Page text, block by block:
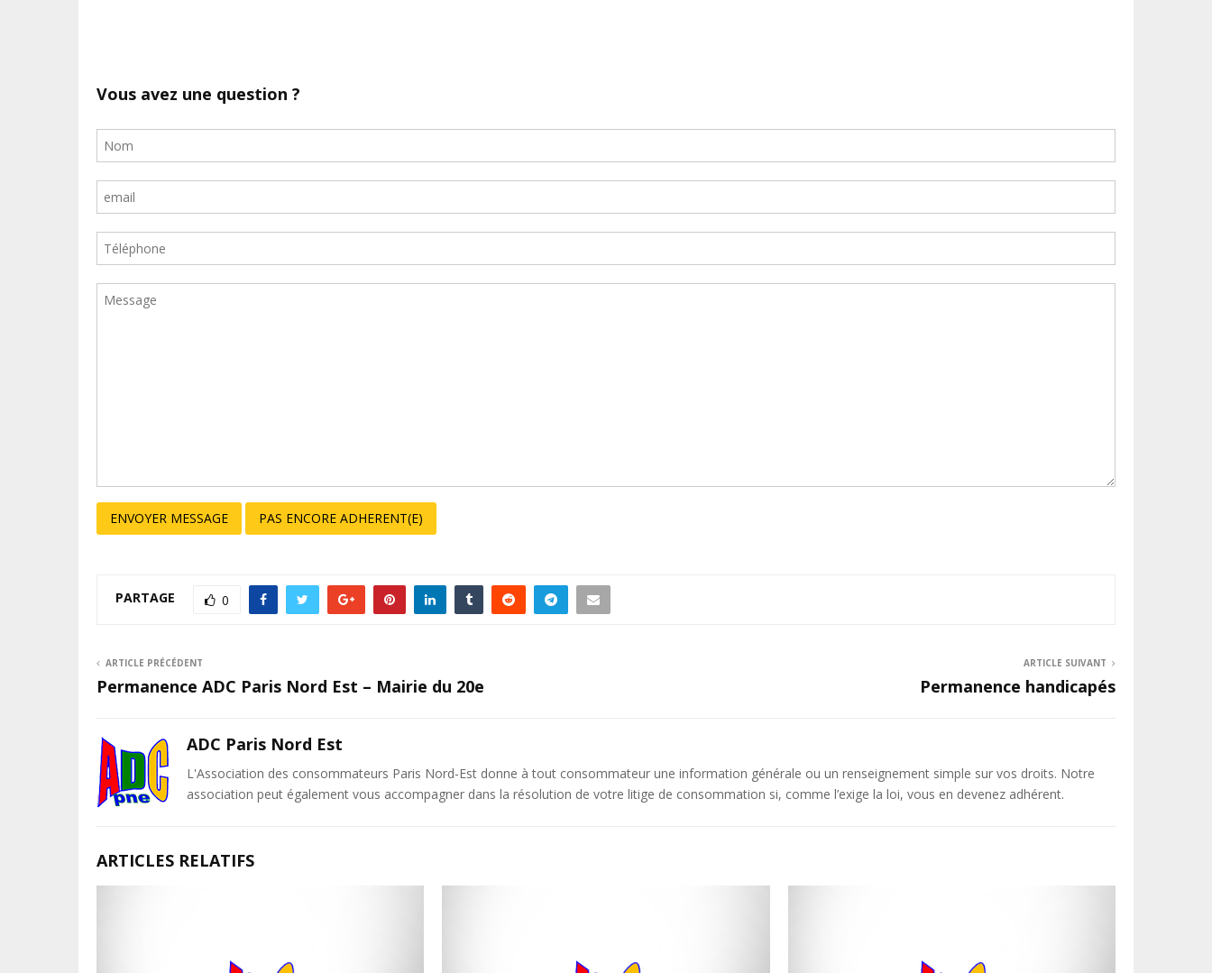
Vous avez une question ?
ENVOYER MESSAGE PAS ENCORE ADHERENT(E)
PARTAGE 0
ARTICLE PRÉCÉDENT
Permanence ADC Paris Nord Est – Mairie du 20e
ARTICLE SUIVANT
Permanence handicapés
ADC Paris Nord Est
L'Association des consommateurs Paris Nord-Est donne à tout consommateur une information générale ou un renseignement simple sur vos droits. Notre
association peut également vous accompagner dans la résolution de votre litige de consommation si, comme l’exige la loi, vous en devenez adhérent.
ARTICLES RELATIFS